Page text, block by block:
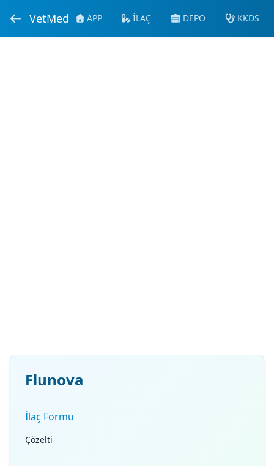
VetMed APP İLAÇ DEPO KKDS
Flunova
İlaç Formu
Çözelti